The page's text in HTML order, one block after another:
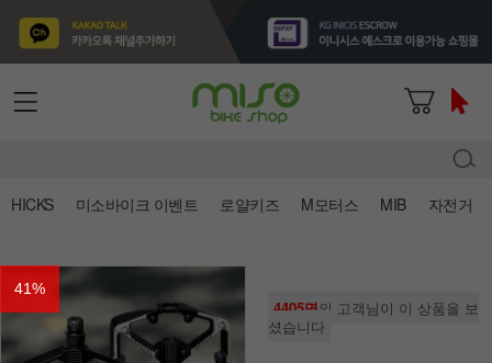
HICKS 미소바이크 이벤트 로얄키즈 M모터스 MIB 자전거
41%
4405명의 고객님이 이 상품을 보
셨습니다